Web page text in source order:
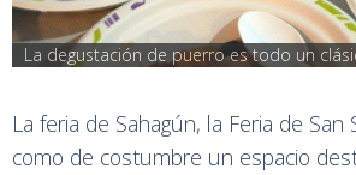
La degustación de puerro es todo un
La feria de Sahagún, la Feria de San
como de costumbre un espacio